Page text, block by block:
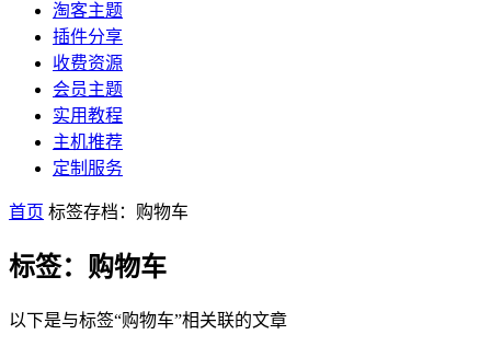
淘客主题
插件分享
收费资源
会员主题
实用教程
主机推荐
定制服务
首页 标签存档：购物车
标签：购物车
以下是与标签“购物车”相关联的文章